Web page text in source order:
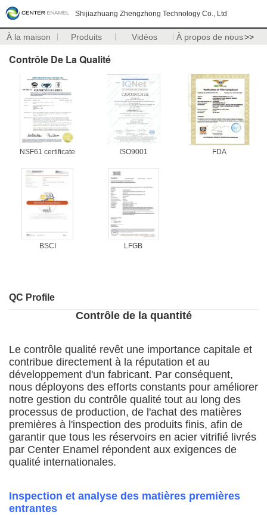
Shijiazhuang Zhengzhong Technology Co., Ltd
À la maison Produits Vidéos À propos de nous>>
Contrôle De La Qualité
NSF61 certificate ISO9001 FDA
BSCI LFGB
QC Profile
Contrôle de la quantité
Le contrôle qualité revêt une importance capitale et
contribue directement à la réputation et au
développement d'un fabricant. Par conséquent,
nous déployons des efforts constants pour améliorer
notre gestion du contrôle qualité tout au long des
processus de production, de l'achat des matières
premières à l'inspection des produits finis, afin de
garantir que tous les réservoirs en acier vitrifié livrés
par Center Enamel répondent aux exigences de
qualité internationales.
Inspection et analyse des matières premières
entrantes